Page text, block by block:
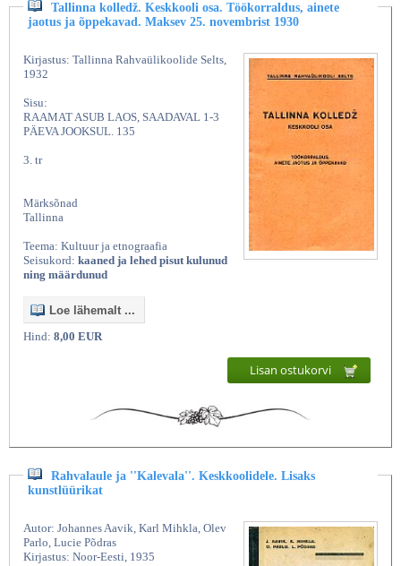
Tallinna kolledž. Keskkooli osa. Töökorraldus, ainete
jaotus ja õppekavad. Maksev 25. novembrist 1930
Kirjastus: Tallinna Rahvaülikoolide Selts,
1932
Sisu:
RAAMAT ASUB LAOS, SAADAVAL 1-3
PÄEVA JOOKSUL. 135
3. tr
Märksõnad
Tallinna
Teema: Kultuur ja etnograafia
Seisukord: kaaned ja lehed pisut kulunud
ning määrdunud
Loe lähemalt ...
Hind: 8,00 EUR
Lisan ostukorvi
Rahvalaule ja ''Kalevala''. Keskkoolidele. Lisaks
kunstlüürikat
Autor: Johannes Aavik, Karl Mihkla, Olev
Parlo, Lucie Põdras
Kirjastus: Noor-Eesti, 1935